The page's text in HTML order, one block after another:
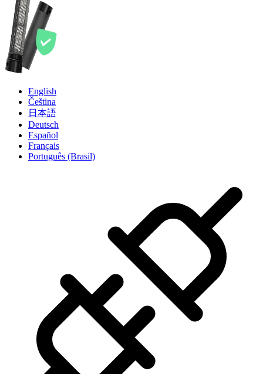
English
Čeština
日本語
Deutsch
Español
Français
Português (Brasil)